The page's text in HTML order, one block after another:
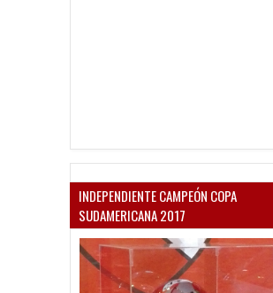
INDEPENDIENTE CAMPEÓN COPA
SUDAMERICANA 2017